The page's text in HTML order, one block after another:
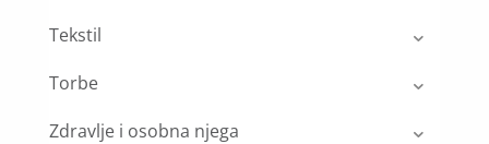
Tekstil
Torbe
Zdravlje i osobna njega